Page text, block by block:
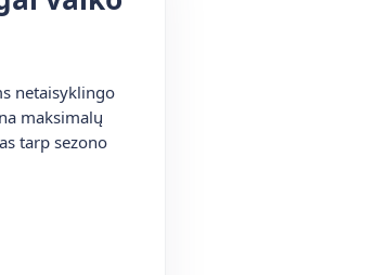
netaisyklingo
maksimalų
tarp sezono